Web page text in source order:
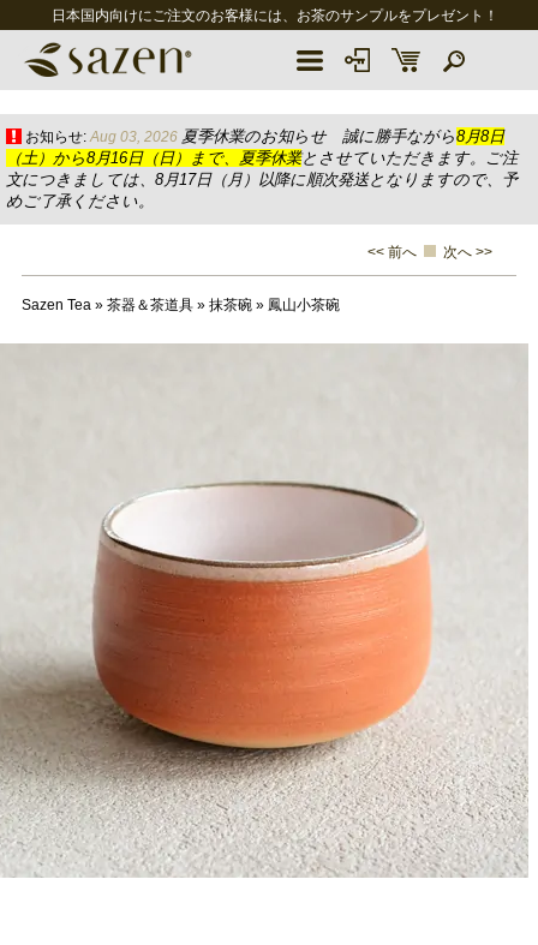
日本国内向けにご注文のお客様には、お茶のサンプルをプレゼント！
お知らせ: Aug 03, 2026 夏季休業のお知らせ 誠に勝手ながら8月8日
（土）から8月16日（日）まで、夏季休業とさせていただきます。ご注
文につきましては、8月17日（月）以降に順次発送となりますので、予
めご了承ください。
<< 前へ 次へ >>
Sazen Tea» 茶器＆茶道具» 抹茶碗» 鳳山小茶碗